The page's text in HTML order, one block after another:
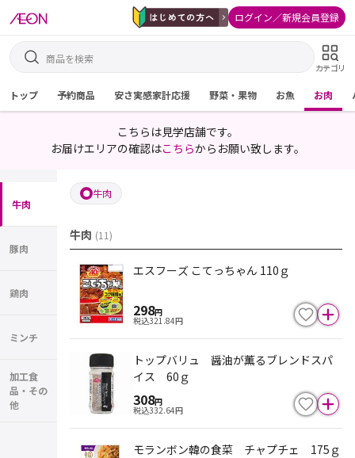
ログイン／新規会員登録
カテゴリ
トップ 予約商品 安さ実感家計応援 野菜・果物 お魚 お肉
こちらは見学店舗です。
お届けエリアの確認はこちらからお願い致します。
牛肉
豚肉
鶏肉
ミンチ
加工食
品・その
他
牛肉
牛肉 (11)
エスフーズ こてっちゃん 110ｇ
298円
税込321.84円
トップバリュ 醤油が薫るブレンドスパ
イス 60ｇ
308円
税込332.64円
モランボン韓の食菜 チャプチェ 175ｇ